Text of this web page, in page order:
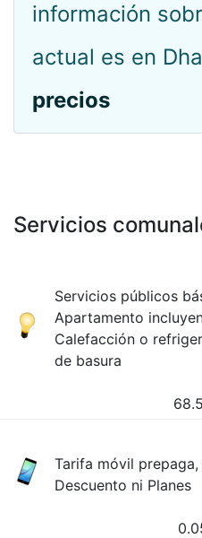
información
actual es en
precios
Servicios
Servicios públicos
Apartamento
Calefacción o
de basura
Tarifa móvil
Descuento ni Planes